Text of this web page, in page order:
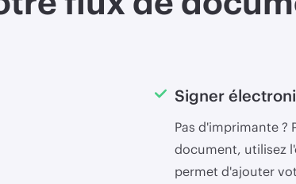
Signer
Pas d'imprimante ?
document, utilisez
permet d'ajouter